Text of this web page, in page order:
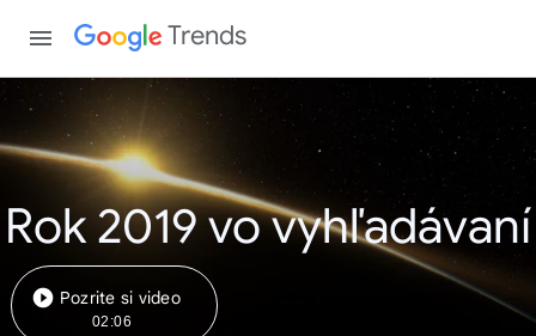
Trends
Rok 2019 vo vyhľadávaní
Pozrite si video
02:06